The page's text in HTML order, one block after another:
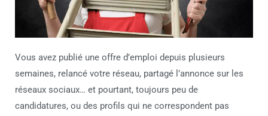
Vous avez publié une offre d’emploi depuis plusieurs
semaines, relancé votre réseau, partagé l’annonce sur les
réseaux sociaux… et pourtant, toujours peu de
candidatures, ou des profils qui ne correspondent pas